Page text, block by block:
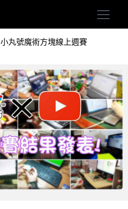
小丸號魔術方塊線上週賽